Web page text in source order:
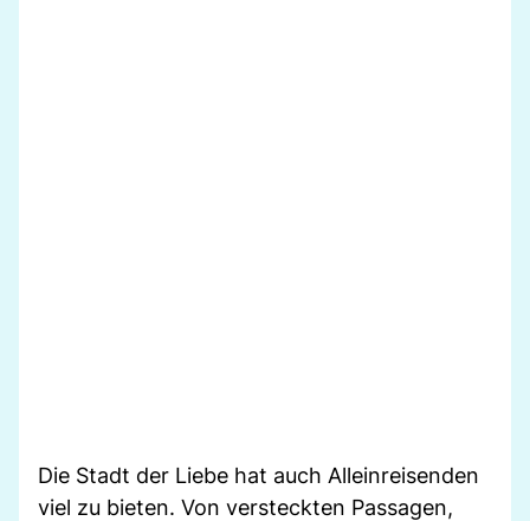
Die Stadt der Liebe hat auch Alleinreisenden
viel zu bieten. Von versteckten Passagen,